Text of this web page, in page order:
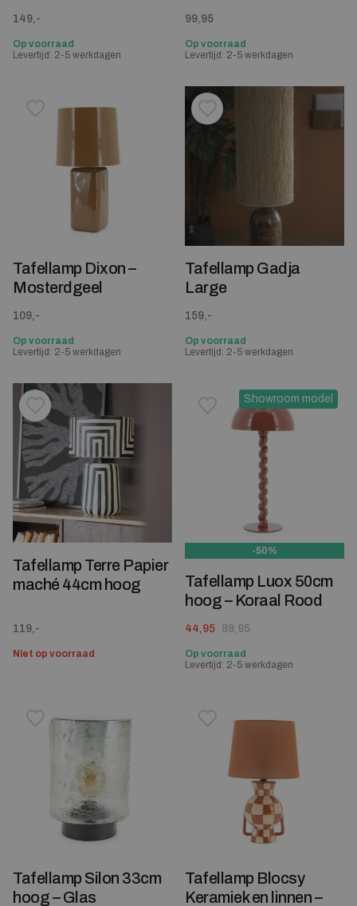
149,-
Op voorraad
Levertijd: 2-5 werkdagen
99,95
Op voorraad
Levertijd: 2-5 werkdagen
Toevoegen aan verlanglijstje
Verwijderen van verlanglijst
Tafellamp Dixon –
Mosterdgeel
109,-
Op voorraad
Levertijd: 2-5 werkdagen
Toevoegen aan
Verwijderen van verlanglijst
Tafellamp Gadja
Large
159,-
Op voorraad
Levertijd: 2-5 werkdagen
Toevoegen aan verlanglijstje
Verwijderen van verlanglijst
Tafellamp Terre Papier
maché 44cm hoog
119,-
Niet op voorraad
Showroom model
Toevoegen aan
Verwijderen van verlanglijst
-50%
Tafellamp Luox 50cm
hoog – Koraal Rood
89,95
Oorspronkelijke prijs was: 89,95.
44,95
Huidige prijs is: 44,95.
Op voorraad
Levertijd: 2-5 werkdagen
Toevoegen aan verlanglijstje
Verwijderen van verlanglijst
Tafellamp Silon 33cm
hoog – Glas
Toevoegen aan
Verwijderen van verlanglijst
Tafellamp Blocsy
Keramiek en linnen –